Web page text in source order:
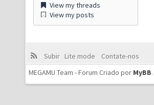
View my threads
View my posts
Subir Lite mode
Contate-nos
MEGAMU Team - Forum Criado por MyBB.